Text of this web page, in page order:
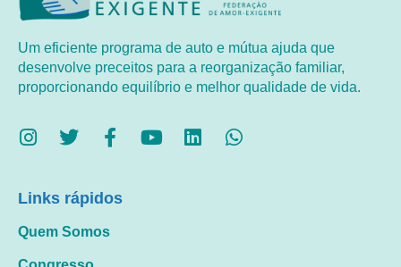
Um eficiente programa de auto e mútua ajuda que
desenvolve preceitos para a reorganização familiar,
proporcionando equilíbrio e melhor qualidade de vida.
Links rápidos
Quem Somos